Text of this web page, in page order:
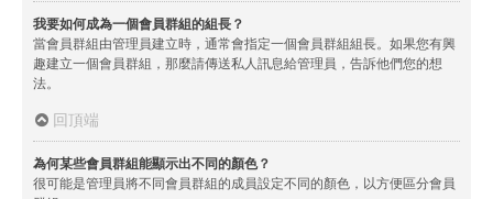
我要如何成為一個會員群組的組長？
當會員群組由管理員建立時，通常會指定一個會員群組組長。如果您有興
趣建立一個會員群組，那麼請傳送私人訊息給管理員，告訴他們您的想
法。
回頂端
為何某些會員群組能顯示出不同的顏色？
很可能是管理員將不同會員群組的成員設定不同的顏色，以方便區分會員